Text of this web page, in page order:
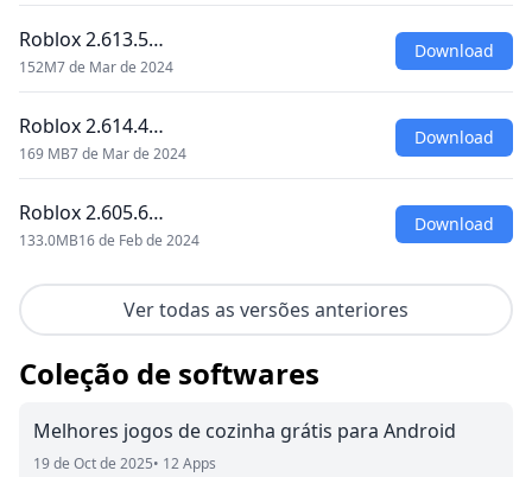
Roblox 2.613.5…
152M7 de Mar de 2024
Download
Roblox 2.614.4…
169 MB7 de Mar de 2024
Download
Roblox 2.605.6…
133.0MB16 de Feb de 2024
Download
Ver todas as versões anteriores
Coleção de softwares
Melhores jogos de cozinha grátis para Android
19 de Oct de 2025• 12 Apps